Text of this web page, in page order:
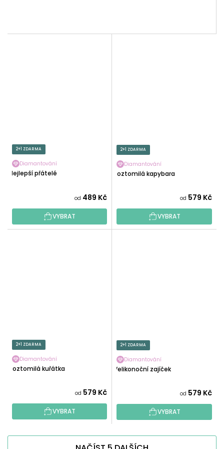
2+1 ZDARMA
Diamantování
Nejlepší přátelé
od 489 Kč
VYBRAT
2+1 ZDARMA
Diamantování
Roztomilá kapybara
od 579 Kč
VYBRAT
2+1 ZDARMA
Diamantování
Roztomilá kuřátka
od 579 Kč
VYBRAT
2+1 ZDARMA
Diamantování
Velikonoční zajíček
od 579 Kč
VYBRAT